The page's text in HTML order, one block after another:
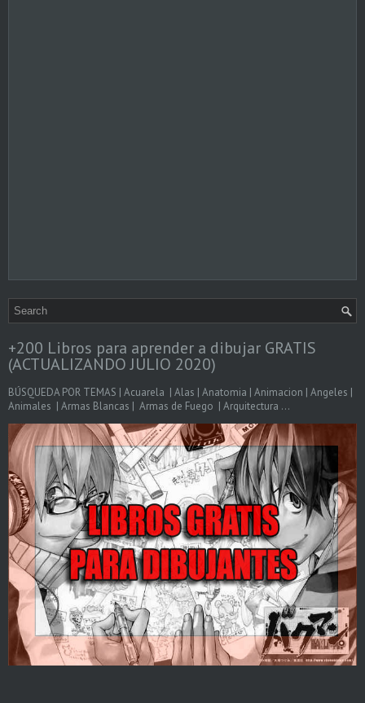
+200 Libros para aprender a dibujar GRATIS
(ACTUALIZANDO JULIO 2020)
BÚSQUEDA POR TEMAS | Acuarela | Alas | Anatomia | Animacion | Angeles |
Animales | Armas Blancas | Armas de Fuego | Arquitectura ...